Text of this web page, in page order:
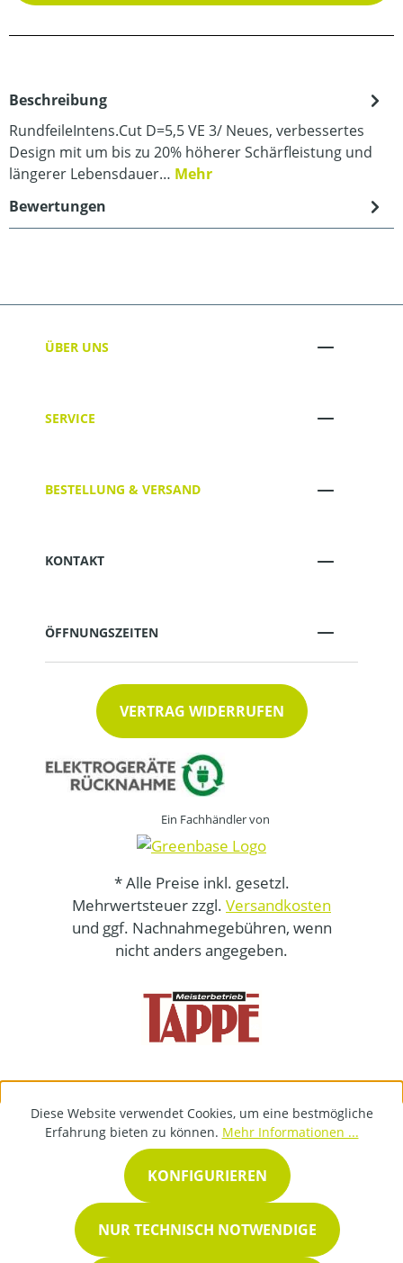
Beschreibung
RundfeileIntens.Cut D=5,5 VE 3/ Neues, verbessertes
Design mit um bis zu 20% höherer Schärfleistung und
längerer Lebensdauer… Mehr
Bewertungen
ÜBER UNS
SERVICE
BESTELLUNG & VERSAND
KONTAKT
ÖFFNUNGSZEITEN
VERTRAG WIDERRUFEN
Ein Fachhändler von
* Alle Preise inkl. gesetzl.
Mehrwertsteuer zzgl. Versandkosten
und ggf. Nachnahmegebühren, wenn
nicht anders angegeben.
Diese Website verwendet Cookies, um eine bestmögliche
Erfahrung bieten zu können. Mehr Informationen ...
NUR TECHNISCH NOTWENDIGE
KONFIGURIEREN